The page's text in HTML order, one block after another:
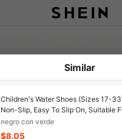
Similar
Children's Water Shoes (Sizes 17-
Non-Slip, Easy To Slip On, Suitable
Park, Water, Sand, And Is Flexible.
Style.
negro con verde
$8.05